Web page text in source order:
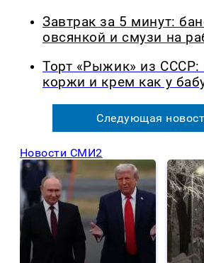
Завтрак за 5 минут:
овсянкой и смузи на
Торт «Рыжик» из
коржи и крем как у
Следующая
Новости СМИ2